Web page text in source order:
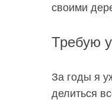
своими
Требую
За годы я
делиться